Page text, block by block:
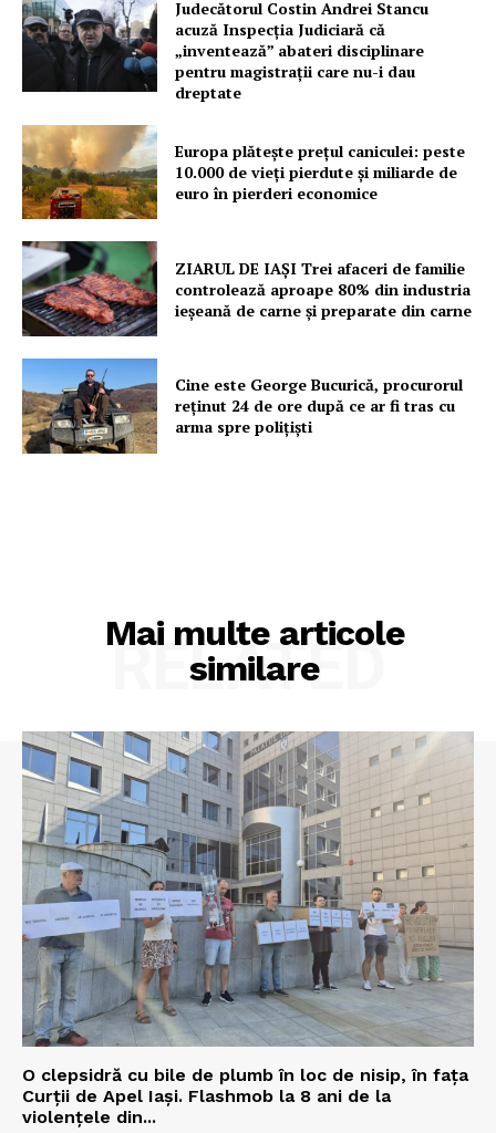
PRESShub
Despre noi / Echipa
Proiecte editoriale
Rețea
Judecătorul Costin Andrei Stancu
acuză Inspecția Judiciară că
„inventează” abateri disciplinare
pentru magistrații care nu-i dau
dreptate
Europa plătește prețul caniculei: peste
10.000 de vieți pierdute și miliarde de
euro în pierderi economice
ZIARUL DE IAȘI Trei afaceri de familie
controlează aproape 80% din industria
ieșeană de carne și preparate din carne
Cine este George Bucurică, procurorul
reținut 24 de ore după ce ar fi tras cu
arma spre polițiști
Mai multe articole
similare
RELATED
O clepsidră cu bile de plumb în loc de nisip, în fața
Curții de Apel Iași. Flashmob la 8 ani de la
violențele din...